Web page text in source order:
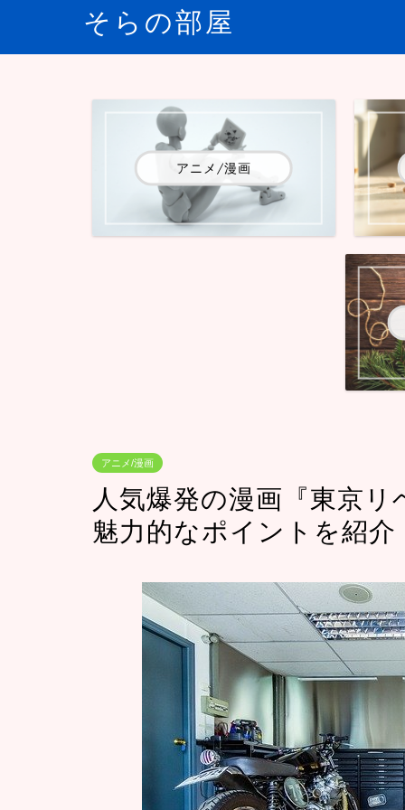
そらの部屋
アニメ/漫画
アニメ/漫画
人気爆発の漫画『東京
魅力的なポイントを紹介